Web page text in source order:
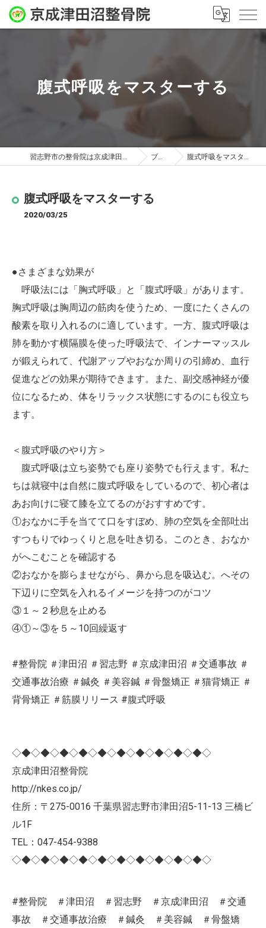
腹式呼吸をマスターする
習志野市の整骨院は京成津田沼整骨院 ブログ 腹式呼吸をマスターする
腹式呼吸をマスターする
2020/03/25
●さまざまな効果が
呼吸法には「胸式呼吸」と「腹式呼吸」があります。
胸式呼吸は胸周辺の筋肉を使うため、一度にたくさんの
酸素を取り入れるのに適しています。一方、腹式呼吸は
肺を動かす横隔膜を使った呼吸法で、インナーマッスル
が鍛えられて、代謝アップやおなか周りの引締め、血行
促進などの効果が期待できます。また、副交感神経が優
位になるため、体をリラックス状態にするのにも役立ち
ます。
＜腹式呼吸のやり方＞
腹式呼吸は立ち姿勢でも座り姿勢でも行えます。私た
ちは就寝中は自然に腹式呼吸をしているので、初心者は
あお向けに寝て膝を立てるのがおすすめです。
①おなかに手を当てて口をすぼめ、肺の空気を全部吐出
すつもりでゆっくりと息を吐き切る。このとき、おなか
がへこむことを確認する
②おなかを膨らませながら、鼻から息を吸込む。へその
下辺りに空気を入れるイメージを持つのがコツ
③１～２秒息を止める
④①～③を５～10回繰返す
#整骨院 ＃津田沼 ＃習志野 ＃京成津田沼 ＃交通事故 ＃
交通事故治療 ＃鍼灸 ＃美容鍼 ＃骨盤矯正 ＃猫背矯正 ＃
背骨矯正 ＃筋膜リリース #腹式呼吸
◇◆◇◆◇◆◇◆◇◆◇◆◇◆◇◆◇◆◇◆◇
京成津田沼整骨院
http://nkes.co.jp/
住所：〒275-0016 千葉県習志野市津田沼5-11-13 三橋ビ
ル1F
TEL：047-454-9388
◇◆◇◆◇◆◇◆◇◆◇◆◇◆◇◆◇◆◇◆◇
#整骨院 ＃津田沼 ＃習志野 ＃京成津田沼 ＃交通
事故 ＃交通事故治療 ＃鍼灸 ＃美容鍼 ＃骨盤矯